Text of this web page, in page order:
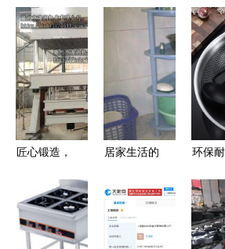
匠心锻造，
山东达因液
压设备与家
用美学的新
居家生活的
从厨具到茶
具的全方位
日杂用品点
环保
食品
铲与
的完